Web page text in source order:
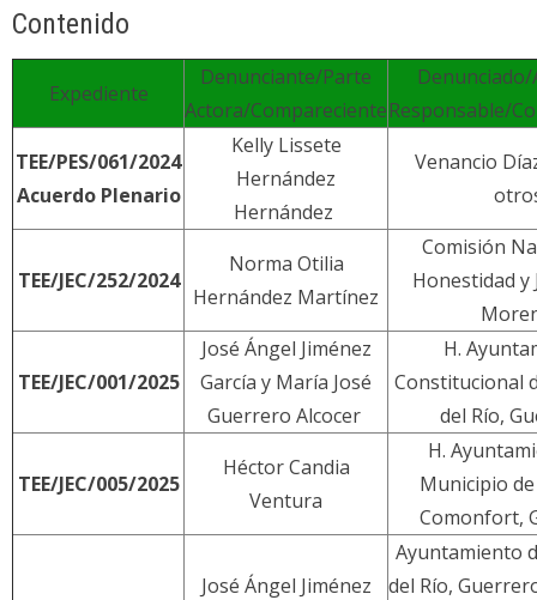
audio
Contenido
Expediente
Denunciante/Parte
Actora/ComparecienteResponsable/
TEE/PES/061/2024
Acuerdo Plenario
Kelly Lissete
Hernández
Hernández
Venancio
TEE/JEC/252/2024
Norma Otilia
Hernández Martínez
Comisión
Honestidad y
TEE/JEC/001/2025
José Ángel Jiménez
García y María José
Guerrero Alcocer
H.
Constitucional
del Río,
TEE/JEC/005/2025
Héctor Candia
Ventura
H.
Municipio
Comonfort,
José Ángel Jiménez
Ayuntamiento
del Río,